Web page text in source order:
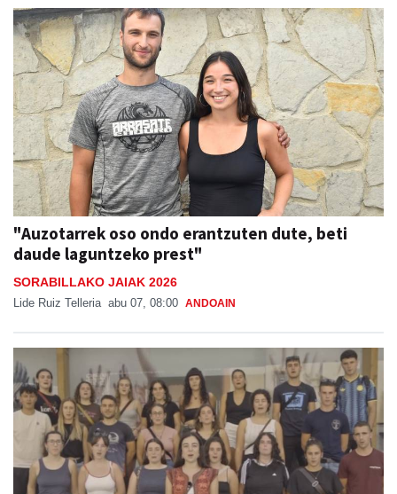
"Auzotarrek oso ondo erantzuten dute, beti
daude laguntzeko prest"
SORABILLAKO JAIAK 2026
Lide Ruiz Telleria abu 07, 08:00 ANDOAIN